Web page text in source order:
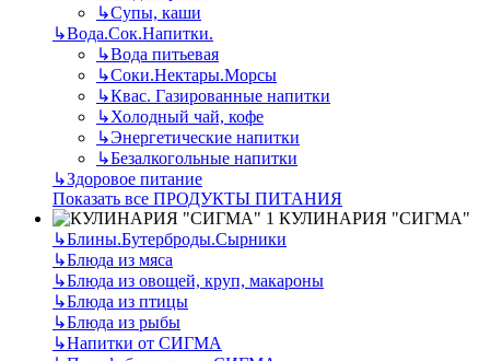
↳Супы, каши
↳Вода.Сок.Напитки.
↳Вода питьевая
↳Соки.Нектары.Морсы
↳Квас. Газированные напитки
↳Холодный чай, кофе
↳Энергетические напитки
↳Безалкогольные напитки
↳Здоровое питание
Показать все ПРОДУКТЫ ПИТАНИЯ
КУЛИНАРИЯ "СИГМА"
↳Блины.Бутерброды.Сырники
↳Блюда из мяса
↳Блюда из овощей, круп, макароны
↳Блюда из птицы
↳Блюда из рыбы
↳Напитки от СИГМА